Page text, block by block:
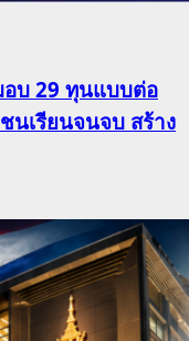
บ 29 ทุนแบบต่อ
นเรียนจนจบ สร้าง